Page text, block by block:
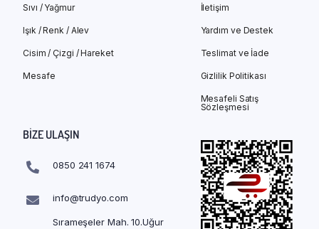
Sıvı / Yağmur
Işık / Renk / Alev
Cisim / Çizgi / Hareket
Mesafe
İletişim
Yardım ve Destek
Teslimat ve İade
Gizlilik Politikası
Mesafeli Satış
Sözleşmesi
BIZE ULAŞIN
0850 241 1674
info@trudyo.com
Sırameşeler Mah. 10.Uğur